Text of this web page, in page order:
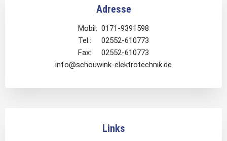
Adresse
Mobil: 0171-9391598
Tel.: 02552-610773
Fax: 02552-610773
info@schouwink-elektrotechnik.de
Links